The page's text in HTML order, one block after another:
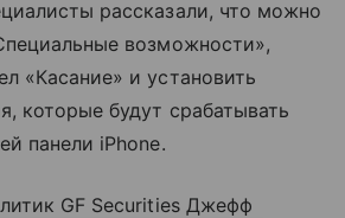
рассказали, что можно
возможности»,
«Касание» и установить
которые будут срабатывать
панели iPhone.
GF Securities Джефф